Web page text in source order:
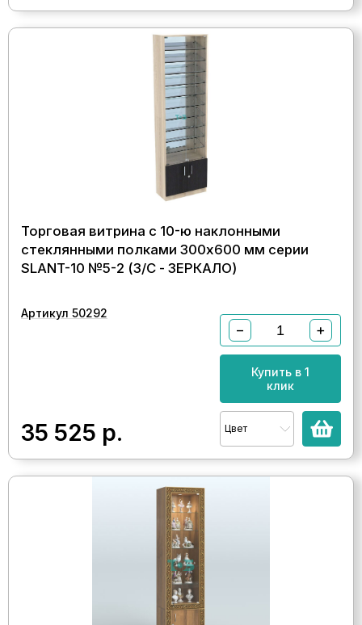
Торговая витрина с 10-ю наклонными
стеклянными полками 300x600 мм серии
SLANT-10 №5-2 (З/C - ЗЕРКАЛО)
Артикул 50292
35 525 р.
− +
Купить в 1
клик
Цвет